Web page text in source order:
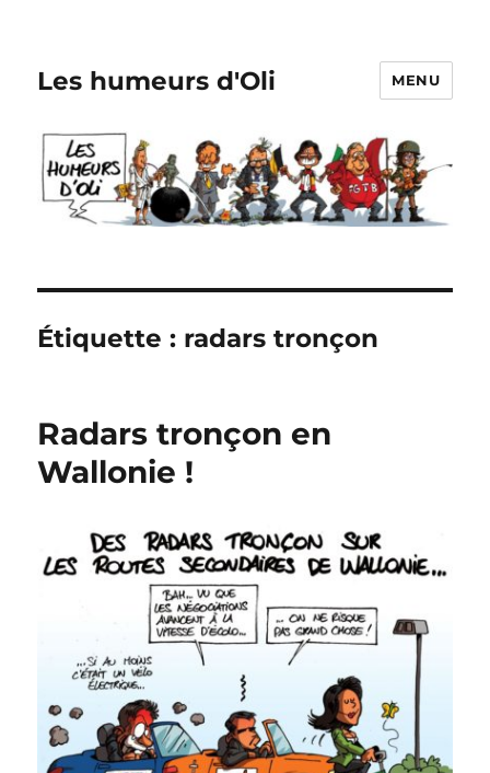
Les humeurs d'Oli MENU
Étiquette : radars tronçon
Radars tronçon en
Wallonie !